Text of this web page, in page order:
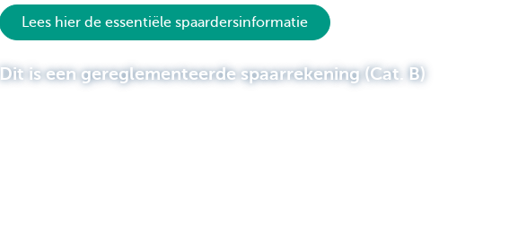
Lees hier de essentiële spaardersinformatie
Dit is een gereglementeerde spaarrekening (Cat. B)